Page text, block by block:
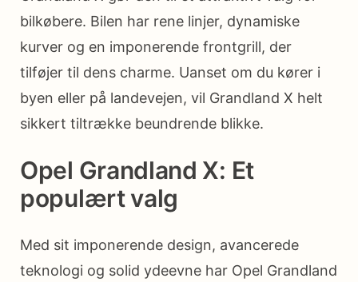
bilkøbere. Bilen har rene linjer, dynamiske
kurver og en imponerende frontgrill, der
tilføjer til dens charme. Uanset om du kører i
byen eller på landevejen, vil Grandland X helt
sikkert tiltrække beundrende blikke.
Opel Grandland X: Et
populært valg
Med sit imponerende design, avancerede
teknologi og solid ydeevne har Opel Grandland